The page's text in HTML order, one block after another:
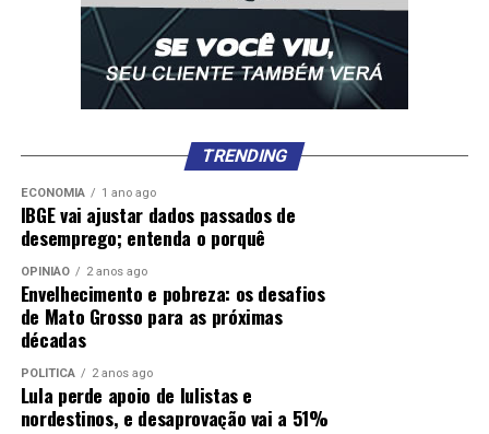
TRENDING
ECONOMIA 1 ano ago
IBGE vai ajustar dados passados de
desemprego; entenda o porquê
OPINIÃO 2 anos ago
Envelhecimento e pobreza: os desafios
de Mato Grosso para as próximas
décadas
POLÍTICA 2 anos ago
Lula perde apoio de lulistas e
nordestinos, e desaprovação vai a 51%